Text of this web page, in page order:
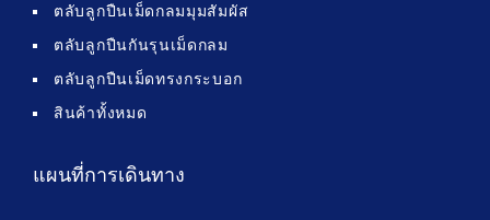
ตลับลูกปืนเม็ดกลมมุมสัมผัส
ตลับลูกปืนกันรุนเม็ดกลม
ตลับลูกปืนเม็ดทรงกระบอก
สินค้าทั้งหมด
แผนที่การเดินทาง